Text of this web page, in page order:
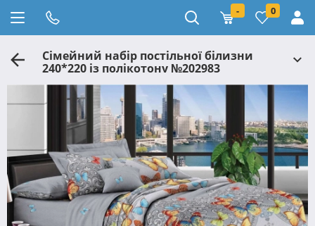
- 0
Сімейний набір постільної білизни
240*220 із полікотону №202983
Черешенька™